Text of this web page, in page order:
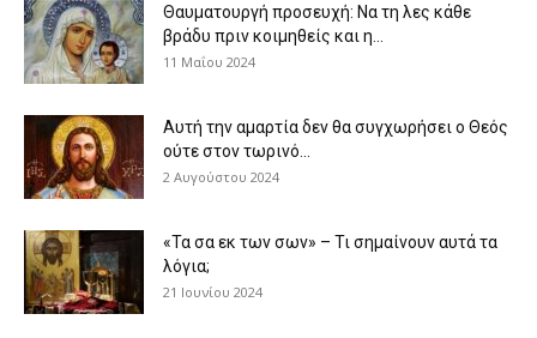
Θαυματουργή προσευχή: Να τη λες κάθε
βράδυ πριν κοιμηθείς και η...
11 Μαΐου 2024
Αυτή την αμαρτία δεν θα συγχωρήσει ο Θεός
ούτε στον τωρινό...
2 Αυγούστου 2024
«Τα σα εκ των σων» – Τι σημαίνουν αυτά τα
λόγια;
21 Ιουνίου 2024